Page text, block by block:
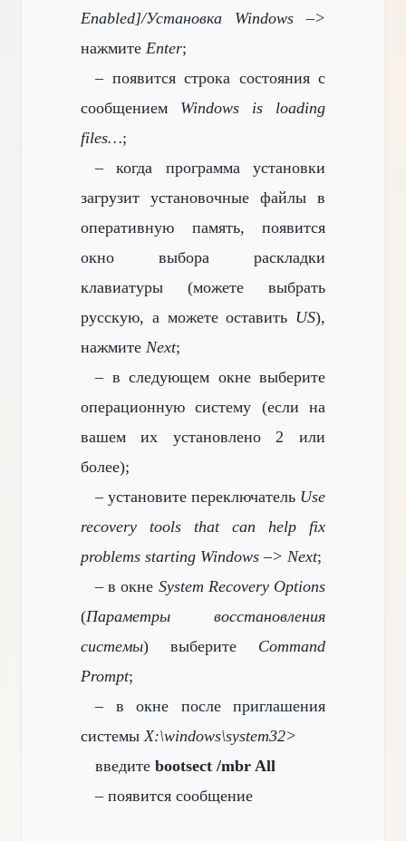
Enabled]/Установка Windows –>
нажмите Enter;
– появится строка состояния с
сообщением Windows is loading
files…;
– когда программа установки
загрузит установочные файлы в
оперативную память, появится
окно выбора раскладки
клавиатуры (можете выбрать
русскую, а можете оставить US),
нажмите Next;
– в следующем окне выберите
операционную систему (если на
вашем
их установлено 2 или
более);
– установите переключатель Use
recovery tools that can help fix
problems starting Windows –> Next;
– в окне System Recovery Options
(Параметры восстановления
системы) выберите Command
Prompt;
– в окне после приглашения
системыX:\windows\system32>
введите bootsect /mbr All
– появится сообщение